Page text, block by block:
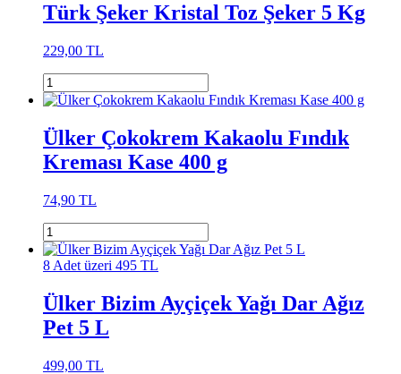
Türk Şeker Kristal Toz Şeker 5 Kg
229,00 TL
Ülker Çokokrem Kakaolu Fındık
Kreması Kase 400 g
74,90 TL
8 Adet üzeri 495 TL
Ülker Bizim Ayçiçek Yağı Dar Ağız
Pet 5 L
499,00 TL